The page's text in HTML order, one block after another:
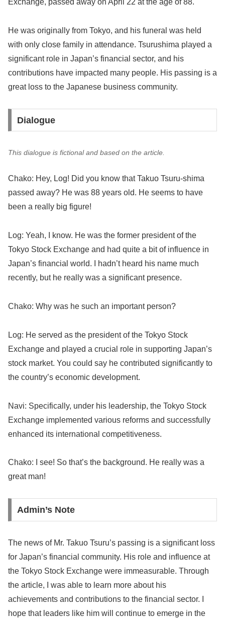
Exchange, passed away on April 22 at the age of 88.
He was originally from Tokyo, and his funeral was held
with only close family in attendance. Tsurushima played a
significant role in Japan’s financial sector, and his
contributions have impacted many people. His passing is a
great loss to the Japanese business community.
Dialogue
This dialogue is fictional and based on the article.
Chako: Hey, Log! Did you know that Takuo Tsuru-shima
passed away? He was 88 years old. He seems to have
been a really big figure!
Log: Yeah, I know. He was the former president of the
Tokyo Stock Exchange and had quite a bit of influence in
Japan’s financial world. I hadn’t heard his name much
recently, but he really was a significant presence.
Chako: Why was he such an important person?
Log: He served as the president of the Tokyo Stock
Exchange and played a crucial role in supporting Japan’s
stock market. You could say he contributed significantly to
the country’s economic development.
Navi: Specifically, under his leadership, the Tokyo Stock
Exchange implemented various reforms and successfully
enhanced its international competitiveness.
Chako: I see! So that’s the background. He really was a
great man!
Admin’s Note
The news of Mr. Takuo Tsuru’s passing is a significant loss
for Japan’s financial community. His role and influence at
the Tokyo Stock Exchange were immeasurable. Through
the article, I was able to learn more about his
achievements and contributions to the financial sector. I
hope that leaders like him will continue to emerge in the